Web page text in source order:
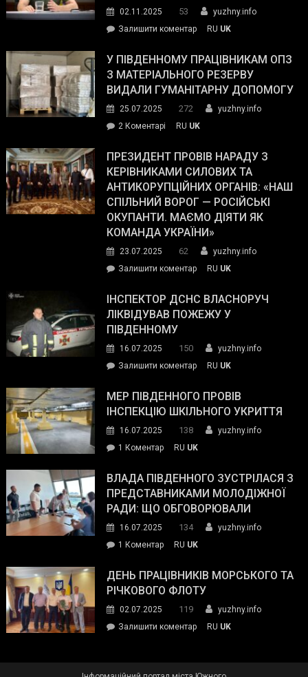
02.11.2025 53
yuzhny.info
Залишити коментарon
завойовує
симпатії
виборців
The
Street
Journal.
RU UK
У ПІВДЕННОМУ ПРАЦІВНИКАМ ОПЗ
З МАТЕРІАЛЬНОГО РЕЗЕРВУ
ВИДАЛИ ГУМАНІТАРНУ ДОПОМОГУ
25.07.2025 272
yuzhny.info
2 Коментарі
Південному
працівникам
ОПЗ
з
матеріального
резерву
гуманітарну
допомогу
RU UK
ПРЕЗИДЕНТ ПРОВІВ НАРАДУ З
КЕРІВНИКАМИ СИЛОВИХ ТА
АНТИКОРУПЦІЙНИХ ОРГАНІВ: «НАШ
СПІЛЬНИЙ ВОРОГ — РОСІЙСЬКІ
ОКУПАНТИ. МАЄМО ДІЯТИ ЯК
КОМАНДА УКРАЇНИ»
23.07.2025 62
yuzhny.info
Залишити коментарon
провів
нараду
силових
та
органів:
«Наш
спільний
окупанти.
Маємо
діяти
команда
RU UK
ІНСПЕКТОР ДСНС ВЛАСНОРУЧ
ЛІКВІДУВАВ ПОЖЕЖУ У
ПІВДЕННОМУ
16.07.2025 150
yuzhny.info
Залишити коментарon
ДСНС
власноруч
пожежу
у
RU UK
МЕР ПІВДЕННОГО ПРОВІВ
ІНСПЕКЦІЮ ШКІЛЬНОГО УКРИТТЯ
16.07.2025 138
yuzhny.info
1 Коментардо
Південного
провів
інспекцію
укриття
RU UK
ВЛАДА ПІВДЕННОГО ЗУСТРІЛАСЯ З
ПРЕДСТАВНИКАМИ МОЛОДІЖНОЇ
РАДИ: ЩО ОБГОВОРЮВАЛИ
16.07.2025 134
yuzhny.info
1 Коментардо
Південного
зустрілася
представниками
молодіжної
обговорювали
RU UK
ДЕНЬ ПРАЦІВНИКІВ МОРСЬКОГО ТА
РІЧКОВОГО ФЛОТУ
02.07.2025 119
yuzhny.info
Залишити коментарon
RU UK